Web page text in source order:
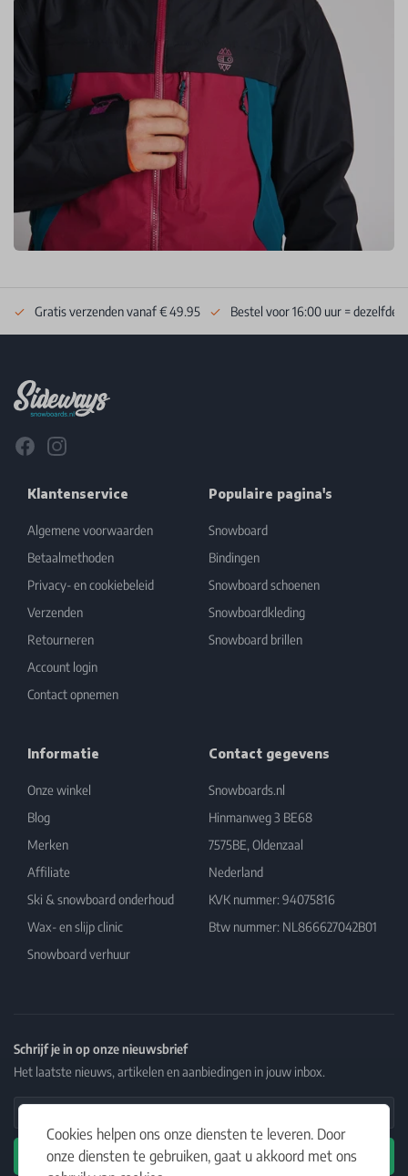
Cookies helpen ons onze diensten te leveren. Door
onze diensten te gebruiken, gaat u akkoord met ons
Gratis verzenden vanaf € 49.95 Bestel voor 16:00 uur = dezelfde
FacebookInstagram
Klantenservice
Algemene voorwaarden
Betaalmethoden
Privacy- en cookiebeleid
Verzenden
Retourneren
Account login
Contact opnemen
Populaire pagina's
Snowboard
Bindingen
Snowboard schoenen
Snowboardkleding
Snowboard brillen
Informatie
Onze winkel
Blog
Merken
Affiliate
Ski & snowboard onderhoud
Wax- en slijp clinic
Snowboard verhuur
Contact gegevens
Snowboards.nl
Hinmanweg 3 BE68
7575BE, Oldenzaal
Nederland
KVK nummer: 94075816
Btw nummer: NL866627042B01
Schrijf je in op onze nieuwsbrief
Het laatste nieuws, artikelen en aanbiedingen in jouw inbox.
Email Address
Abonneren